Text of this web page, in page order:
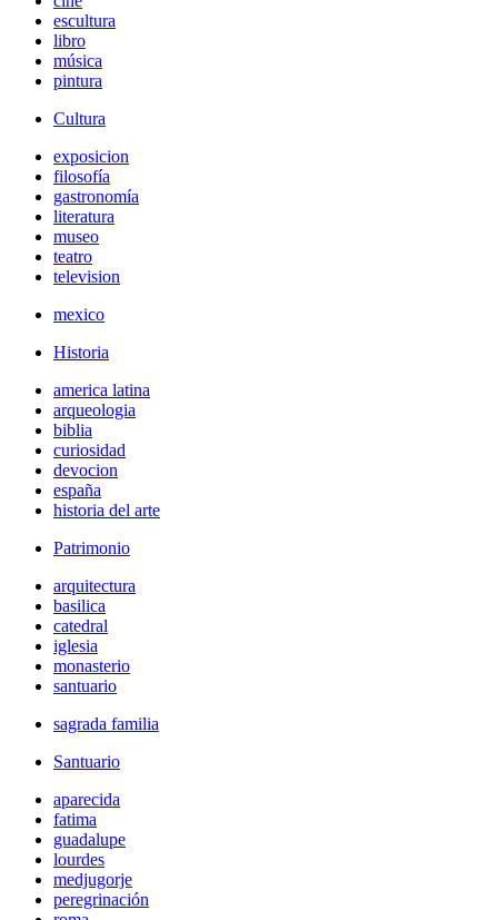
escultura
libro
música
pintura
Cultura
exposicion
filosofía
gastronomía
literatura
museo
teatro
television
mexico
Historia
america latina
arqueologia
biblia
curiosidad
devocion
españa
historia del arte
Patrimonio
arquitectura
basilica
catedral
iglesia
monasterio
santuario
sagrada familia
Santuario
aparecida
fatima
guadalupe
lourdes
medjugorje
peregrinación